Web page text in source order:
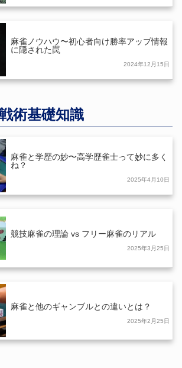
麻雀ノウハウ〜初心者向け勝率アップ情報
に隠された罠
2024年12月15日
術基礎知識
麻雀と学歴の妙〜高学歴雀士って妙に多く
ね？
2025年4月10日
競技麻雀の理論 vs フリー麻雀のリアル
2025年3月25日
麻雀と他のギャンブルとの違いとは？
2025年2月25日